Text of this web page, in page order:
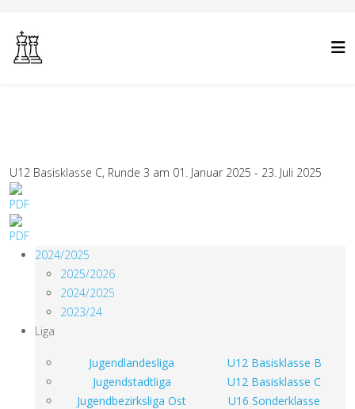
U12 Basisklasse C, Runde 3 am 01. Januar 2025 - 23. Juli 2025
2024/2025
2025/2026
2024/2025
2023/24
Liga
Jugendlandesliga
U12 Basisklasse B
Jugendstadtliga
U12 Basisklasse C
Jugendbezirksliga Ost
U16 Sonderklasse